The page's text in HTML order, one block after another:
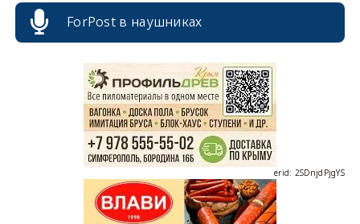
ForPost в наушниках
erid: 2SDnjcrDNw6